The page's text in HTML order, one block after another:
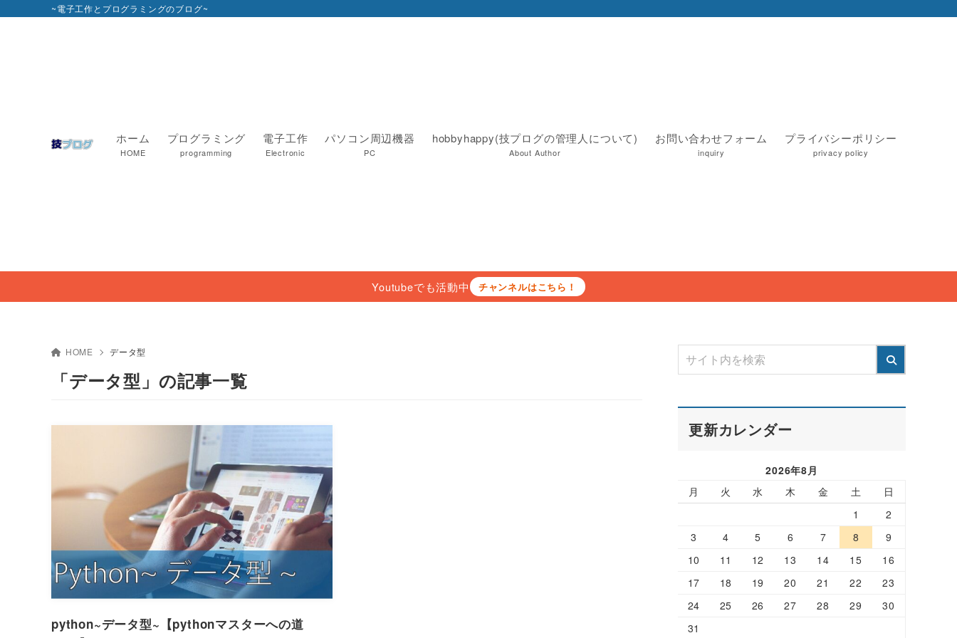
~電子工作とプログラミングのブログ~
ホーム
HOME
プログラミング
programming
電子工作
Electronic
パソコン周辺機器
PC
hobbyhappy(技プログの管理人について)
About Author
お問い合わせフォーム
inquiry
プライバシーポリシー
privacy policy
Youtubeでも活動中 チャンネルはこちら！
HOME データ型
「データ型」の記事一覧
python~データ型~【pythonマスターへの道
更新カレンダー
2026年8月
月
火 水 木 金 土
日
1
2
3
4 5 6 7 8
9
10
11 12 13 14 15
16
17
18 19 20 21 22
23
24
25 26 27 28 29
30
31